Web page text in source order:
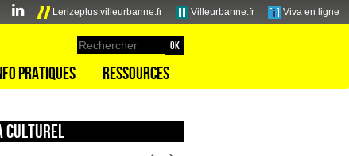
Lerizeplus.villeurbanne.fr Villeurbanne.fr Viva en ligne
pratiques Ressources
culturel